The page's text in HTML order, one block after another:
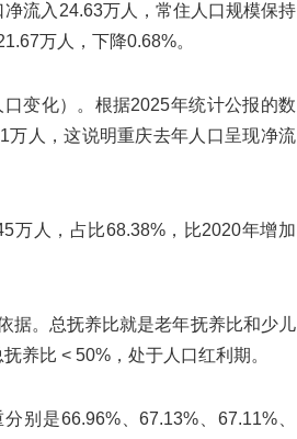
流入24.63万人，常住人口规模保持
万人，下降0.68%。
变化）。根据2025年统计公报的数
万人，这说明重庆去年人口呈现净流
万人，占比68.38%，比2020年增加
据。总抚养比就是老年抚养比和少儿
养比 < 50%‌，处于‌人口红利期。
别是66.96%、67.13%、67.11%、